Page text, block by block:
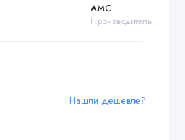
AMC
Производитель
Нашли дешевле?